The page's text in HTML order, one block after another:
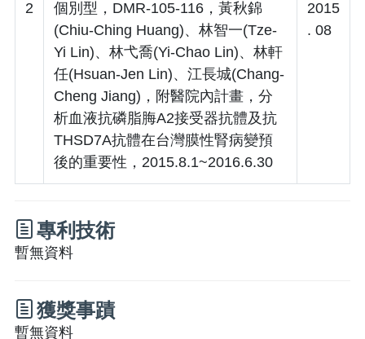
2
個別型，DMR-105-116，黃秋錦
(Chiu-Ching Huang)、林智一(Tze-
Yi Lin)、林弋喬(Yi-Chao Lin)、林軒
任(Hsuan-Jen Lin)、江長城(Chang-
Cheng Jiang)，附醫院內計畫，分
析血液抗磷脂脢A2接受器抗體及抗
THSD7A抗體在台灣膜性腎病變預
後的重要性，2015.8.1~2016.6.30
2015
. 08
專利技術
暫無資料
獲獎事蹟
暫無資料